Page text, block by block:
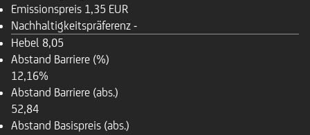
Emissionspreis 1,35 EUR
Nachhaltigkeitspräferenz -
Hebel 8,05
Abstand Barriere (%)
12,16%
Abstand Barriere (abs.)
52,84
Abstand Basispreis (abs.)